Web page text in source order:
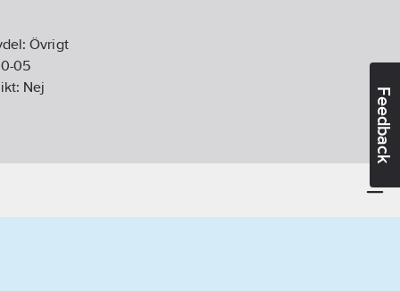
Feedback
Övrigt
05
Nej